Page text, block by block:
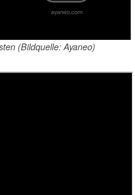
(Bildquelle: Ayaneo)